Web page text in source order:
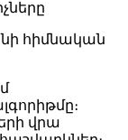
հիմնական
վրա